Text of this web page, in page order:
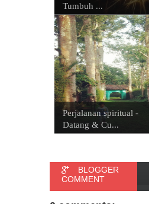
Tumbuh ...
Perjalanan spiritual -
Datang & Cu...
BLOGGER
COMMENT